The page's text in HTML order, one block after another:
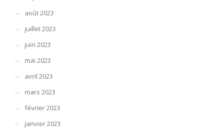
août 2023
juillet 2023
juin 2023
mai 2023
avril 2023
mars 2023
février 2023
janvier 2023